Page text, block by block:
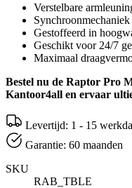
Verstelbare
Gestoffeerd in
Geschikt voor 24/7
Maximaal
Bestel nu de Raptor Pro
Kantoor4all en ervaar
Levertijd: 1 - 15
Garantie: 60 maanden
SKU
RAB_TBLE